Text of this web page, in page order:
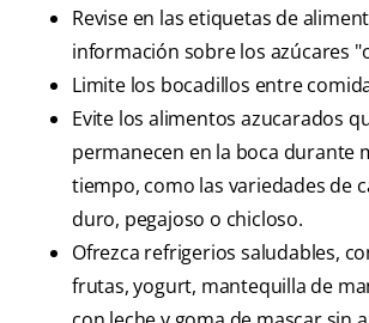
Revise en las etiquetas de
información sobre los azúcares
Limite los bocadillos entre
Evite los alimentos azucarados
permanecen en la boca durante
tiempo, como las variedades de
duro, pegajoso o chicloso.
Ofrezca refrigerios saludables,
frutas, yogurt, mantequilla de